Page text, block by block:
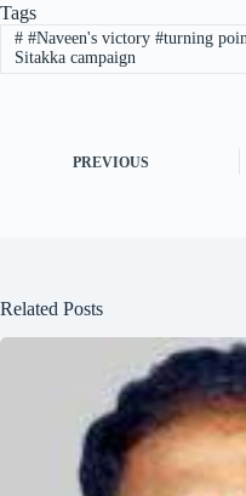
Tags
##Naveen's victory #turning
Sitakka campaign
PREVIOUS
Related Posts